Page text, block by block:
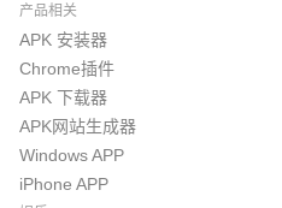
产品相关
APK 安装器
Chrome插件
APK 下载器
APK网站生成器
Windows APP
iPhone APP